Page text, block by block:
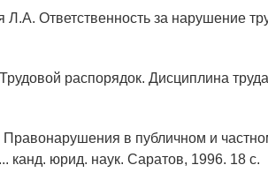
Л.А. Ответственность за нарушение
распорядок. Дисциплина
в публичном и
канд. юрид. наук. Саратов, 1996. 18 с.